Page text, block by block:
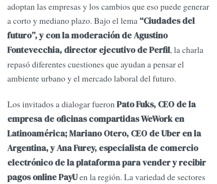
adoptan las empresas y los cambios que eso puede generar
a corto y mediano plazo. Bajo el lema “Ciudades del
futuro”, y con la moderación de Agustino
Fontevecchia, director ejecutivo de Perfil, la charla
repasó diferentes cuestiones que ayudan a pensar el
ambiente urbano y el mercado laboral del futuro.
Los invitados a dialogar fueronPato Fuks, CEO de la
empresa de oficinas compartidas WeWork en
Latinoamérica; Mariano Otero, CEO de Uber en la
Argentina, y Ana Furey, especialista de comercio
electrónico de la plataforma para vender y recibir
pagos online PayUen la región. La variedad de sectores